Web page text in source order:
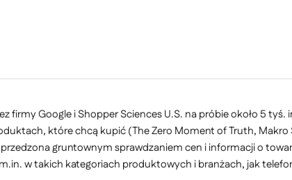
firmy Google i Shopper Sciences U.S. na próbie około 5
które chcą kupić (The Zero Moment of Truth, Makro
gruntownym sprawdzaniem cen i informacji o
w takich kategoriach produktowych i branżach, jak